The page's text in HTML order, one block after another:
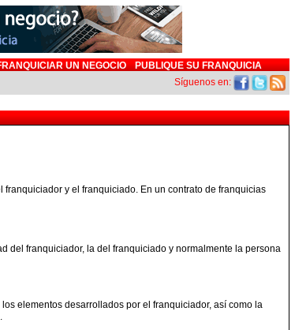
UN NEGOCIO
PUBLIQUE SU FRANQUICIA
Síguenos en:
y el franquiciado. En un contrato de franquicias
del franquiciador, la del franquiciado y normalmente la persona
elementos desarrollados por el franquiciador, así como la